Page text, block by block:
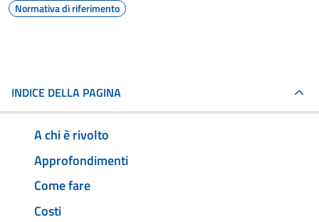
Normativa di riferimento
INDICE DELLA PAGINA
A chi è rivolto
Approfondimenti
Come fare
Costi